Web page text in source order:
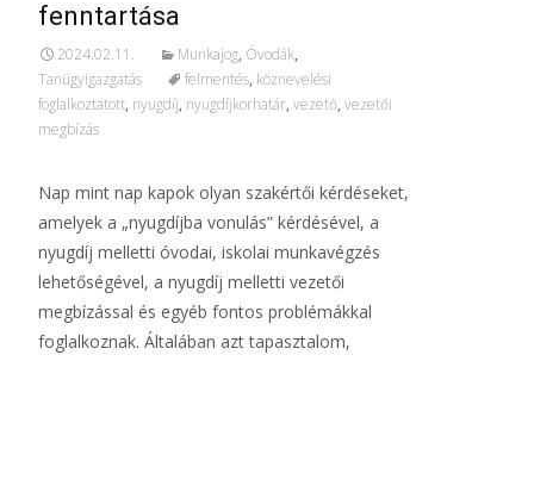
fenntartása
2024.02.11. Munkajog, Óvodák,
Tanügyigazgatás
felmentés, köznevelési
foglalkoztatott, nyugdíj, nyugdíjkorhatár, vezető, vezetői
megbízás
Nap mint nap kapok olyan szakértői kérdéseket,
amelyek a „nyugdíjba vonulás” kérdésével, a
nyugdíj melletti óvodai, iskolai munkavégzés
lehetőségével, a nyugdíj melletti vezetői
megbízással és egyéb fontos problémákkal
foglalkoznak. Általában azt tapasztalom,